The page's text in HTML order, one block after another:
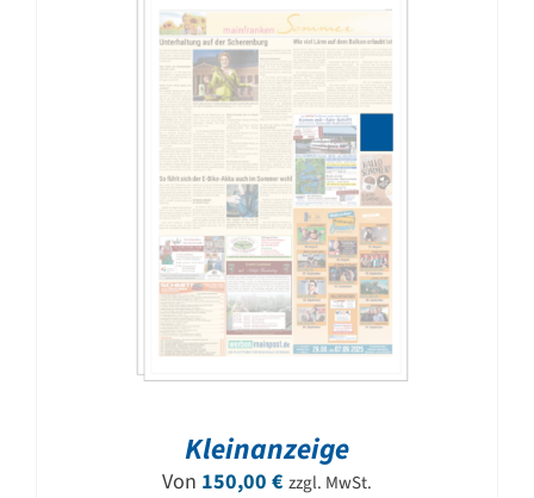
Kleinanzeige
Von 150,00 € zzgl. MwSt.